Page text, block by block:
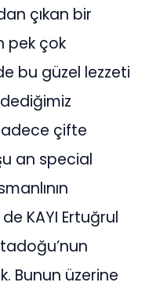
çıkan bir
pek çok
bu güzel lezzeti
çifte
an special
KAYI Ertuğrul
Bunun üzerine